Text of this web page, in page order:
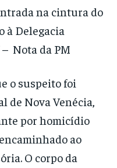
na cintura do
à Delegacia
– Nota da PM
o suspeito foi
de Nova Venécia,
por homicídio
ao
O corpo da